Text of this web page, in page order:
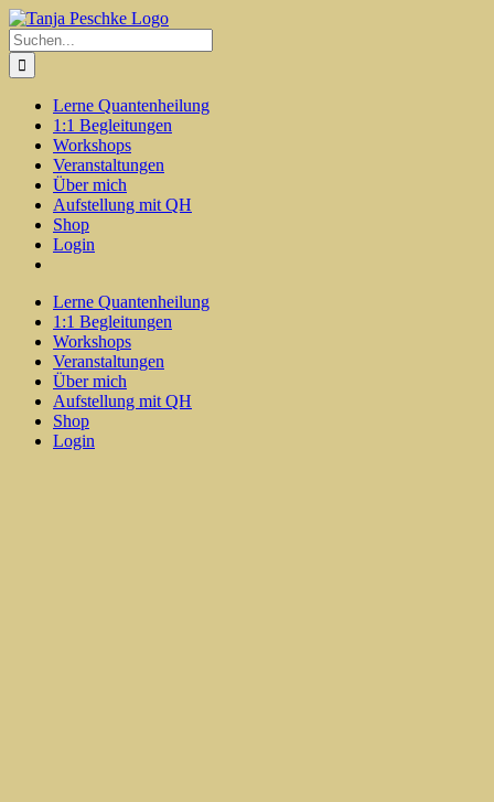
Zum
Inhalt
springen
Suche
nach:
Lerne Quantenheilung
1:1 Begleitungen
Workshops
Veranstaltungen
Über mich
Aufstellung mit QH
Shop
Login
Lerne Quantenheilung
1:1 Begleitungen
Workshops
Veranstaltungen
Über mich
Aufstellung mit QH
Shop
Login